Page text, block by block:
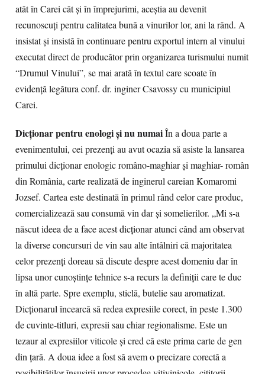
atât în Carei cât şi în împrejurimi, aceştia au devenit
recunoscuţi pentru calitatea bună a vinurilor lor, ani la rând. A
insistat şi insistă în continuare pentru exportul intern al vinului
executat direct de producător prin organizarea turismului numit
“Drumul Vinului”, se mai arată în textul care scoate în
evidenţă legătura conf. dr. inginer Csavossy cu municipiul
Carei.
Dicţionar pentru enologi şi nu numaiÎn a doua parte a
evenimentului, cei prezenţi au avut ocazia să asiste la lansarea
primului dicţionar enologic româno-maghiar şi maghiar- român
din România, carte realizată de inginerul careian Komaromi
Jozsef. Cartea este destinată în primul rând celor care produc,
comercializează sau consumă vin dar şi somelierilor. „Mi s-a
născut ideea de a face acest dicţionar atunci când am observat
la diverse concursuri de vin sau alte întâlniri că majoritatea
celor prezenţi doreau să discute despre acest domeniu dar în
lipsa unor cunoştinţe tehnice s-a recurs la definiţii care te duc
în altă parte. Spre exemplu, sticlă, butelie sau aromatizat.
Dicţionarul încearcă să redea expresiile corect, în peste 1.300
de cuvinte-titluri, expresii sau chiar regionalisme. Este un
tezaur al expresiilor viticole şi cred că este prima carte de gen
din ţară. A doua idee a fost să avem o precizare corectă a